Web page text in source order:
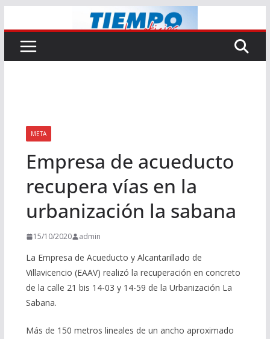
al
contenido
META
Empresa de acueducto
recupera vías en la
urbanización la sabana
15/10/2020 admin
La Empresa de Acueducto y Alcantarillado de
Villavicencio (EAAV) realizó la recuperación en concreto
de la calle 21 bis 14-03 y 14-59 de la Urbanización La
Sabana.
Más de 150 metros lineales de un ancho aproximado